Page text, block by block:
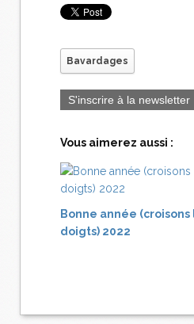
Bavardages
S'inscrire à la newsletter
Vous aimerez aussi :
Bonne année (croisons
doigts) 2022